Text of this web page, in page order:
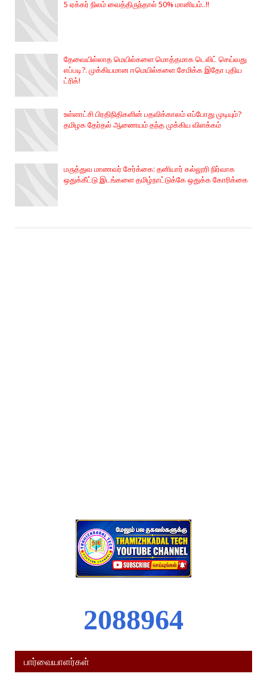
5 ஏக்கர் நிலம் வைத்திருந்தால் 50% மானியம்..!!
தேவையில்லாத மெயில்களை மொத்தமாக டெலிட் செய்வது
எப்படி?. முக்கியமான ஈமெயில்களை சேமிக்க இதோ புதிய
ட்ரிக்!
உள்ளாட்சி பிரதிநிதிகளின் பதவிக்காலம் எப்போது முடியும்?
தமிழக தேர்தல் ஆணையம் தந்த முக்கிய விளக்கம்
மருத்துவ மாணவர் சேர்க்கை: தனியார் கல்லூரி நிர்வாக
ஒதுக்கீட்டு இடங்களை தமிழ்நாட்டுக்கே ஒதுக்க கோரிக்கை
2088964
பார்வையாளர்கள்